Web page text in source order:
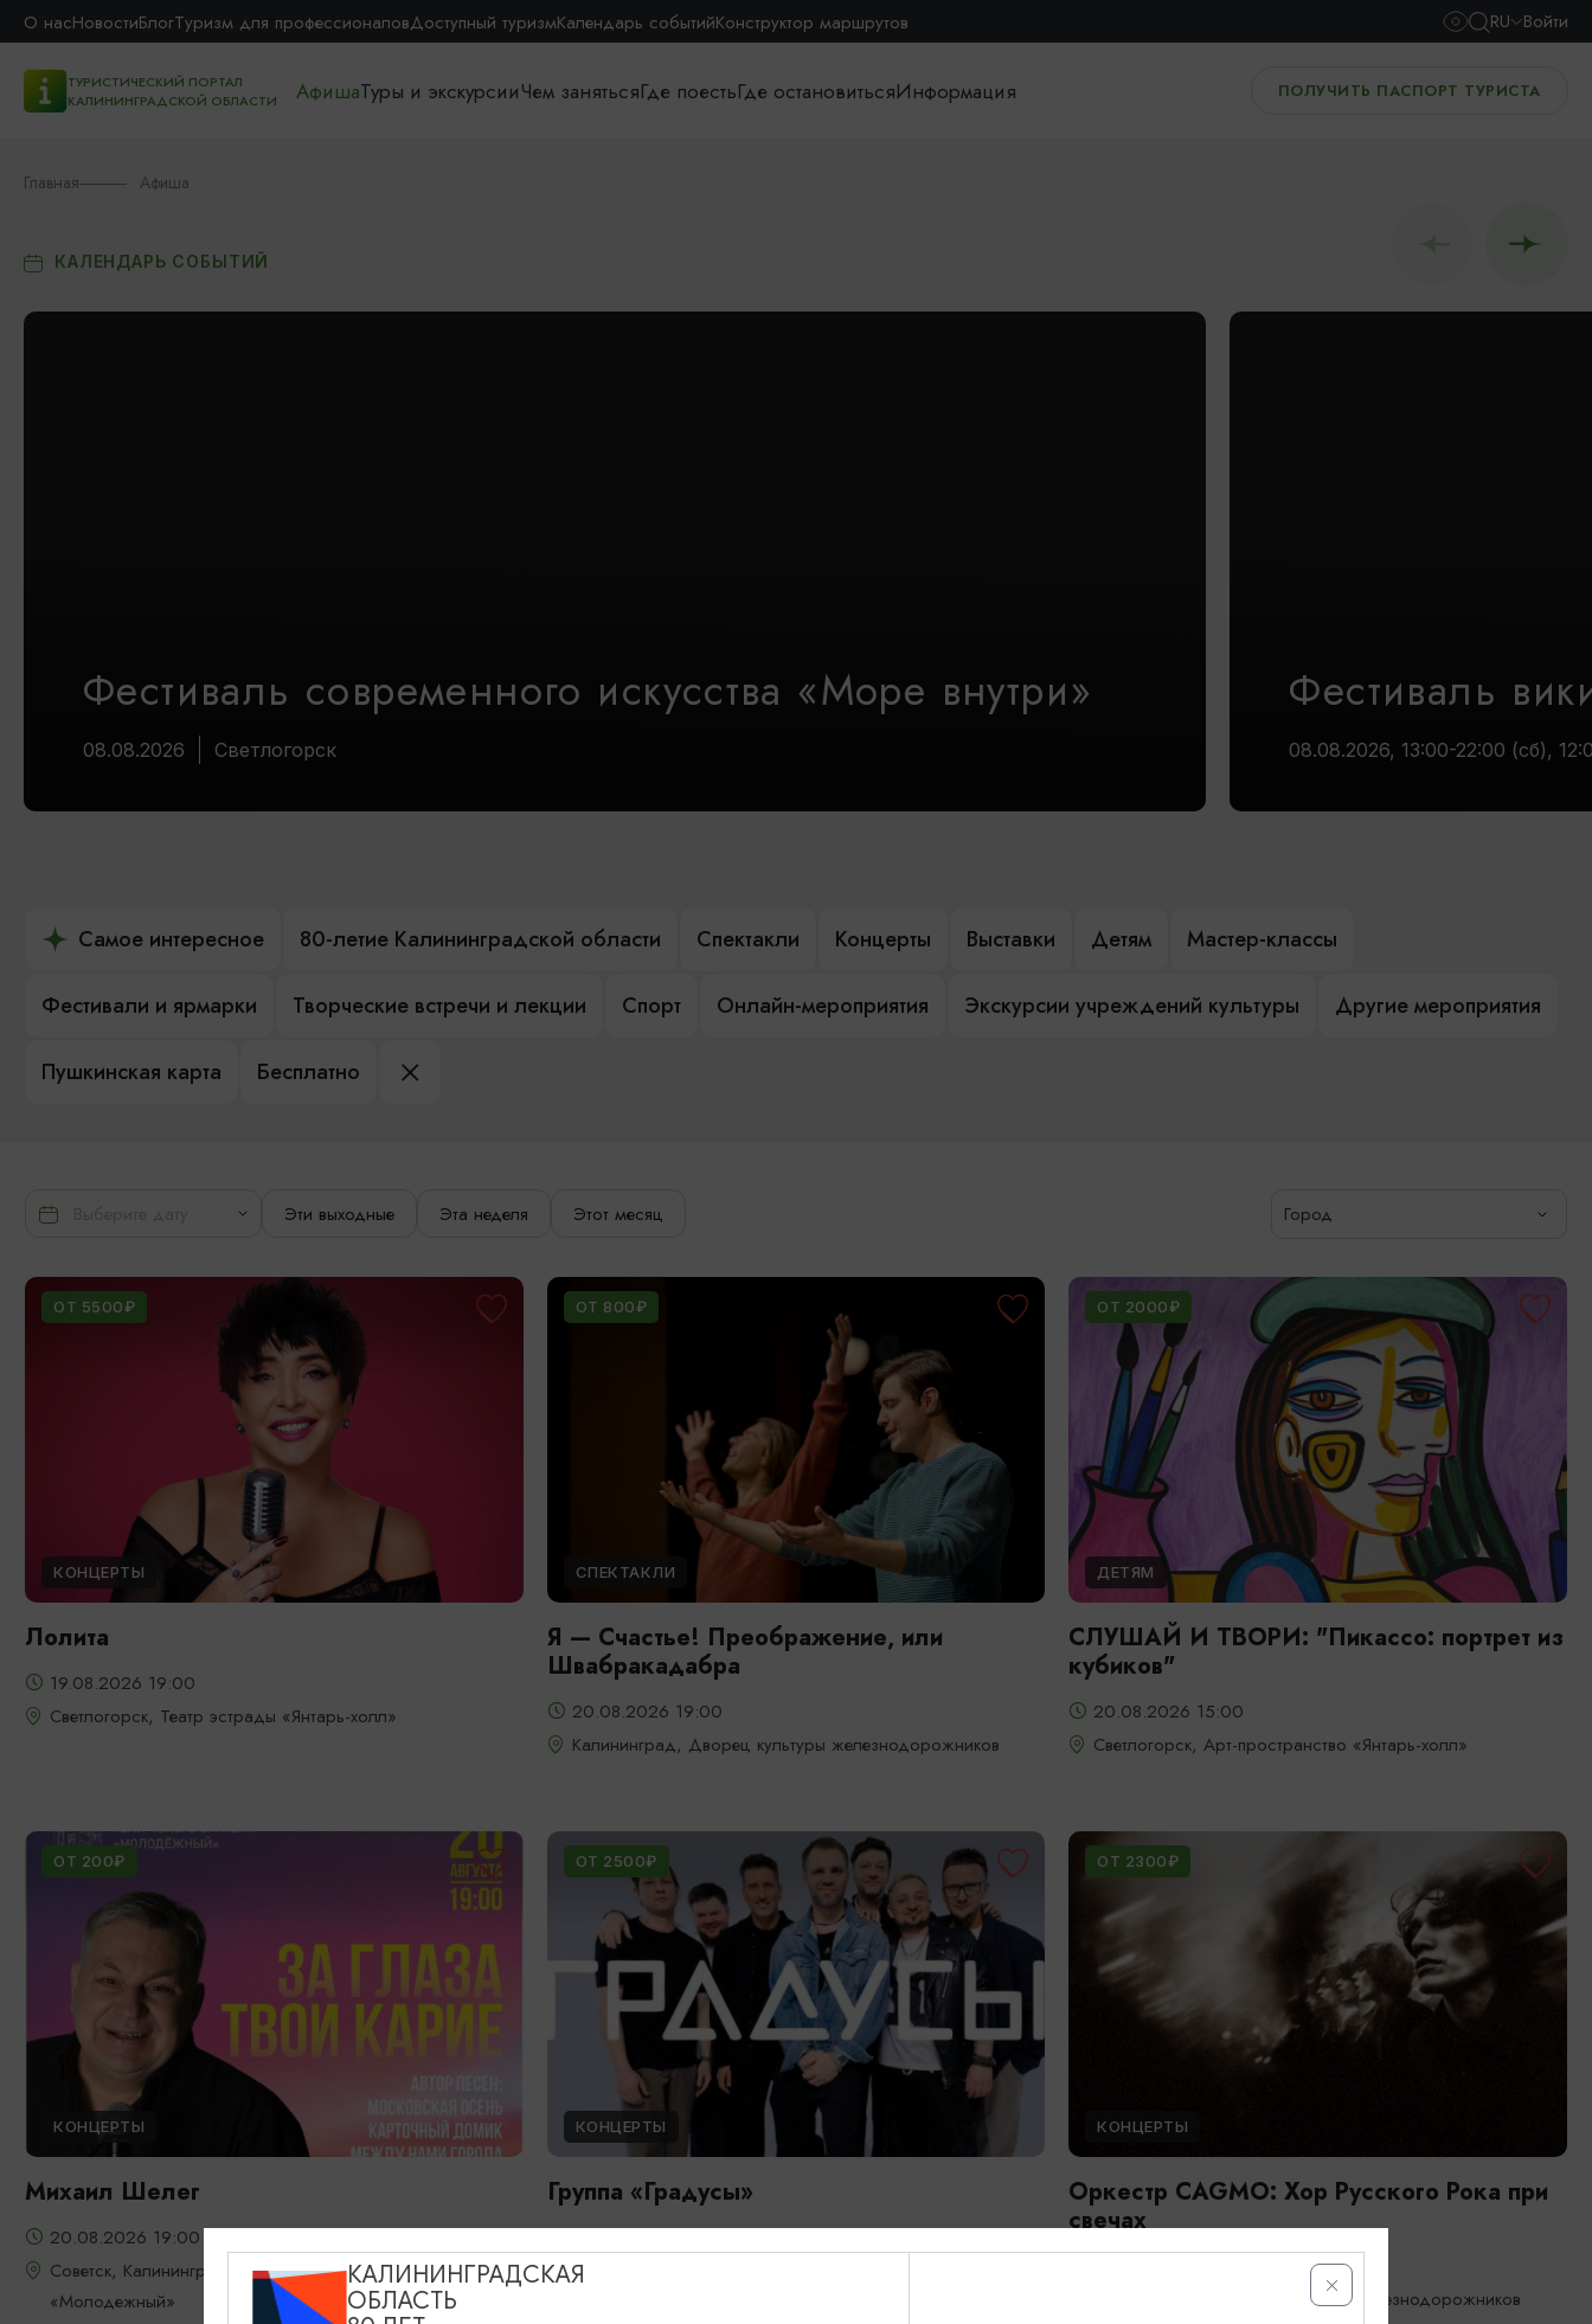
О насНовостиБлогТуризм для профессионаловДоступный туризмКалендарь событийКонструктор маршрутов RU Войти
ТУРИСТИЧЕСКИЙ ПОРТАЛ
КАЛИНИНГРАДСКОЙ ОБЛАСТИ
АфишаТуры и экскурсииЧем занятьсяГде поестьГде остановитьсяИнформация ПОЛУЧИТЬ ПАСПОРТ ТУРИСТА
Главная Афиша
КАЛЕНДАРЬ СОБЫТИЙ
Фестиваль современного искусства «Море внутри»
08.08.2026 Светлогорск
Фестиваль
08.08.2026, 13:00-22:00 (сб),
Самое интересное 80-летие Калининградской области Спектакли Концерты Выставки Детям Мастер-классы
Фестивали и ярмарки Творческие встречи и лекции Спорт Онлайн-мероприятия Экскурсии учреждений культуры Другие мероприятия
Пушкинская карта Бесплатно
Эти выходные Эта неделя Этот месяц Город
ОТ 5500₽
КОНЦЕРТЫ
Лолита
19.08.2026 19:00
Светлогорск, Театр эстрады «Янтарь-холл»
ОТ 800₽
СПЕКТАКЛИ
Я — Счастье! Преображение, или
Швабракадабра
20.08.2026 19:00
Калининград, Дворец культуры железнодорожников
ОТ 2000₽
ДЕТЯМ
СЛУШАЙ И ТВОРИ: "Пикассо: портрет из
кубиков"
20.08.2026 15:00
Светлогорск, Арт-пространство «Янтарь-холл»
ОТ 200₽
КОНЦЕРТЫ
Михаил Шелег
20.08.2026 19:00
Советск, Калининградский областной театр юного зрителя
«Молодежный»
ОТ 2500₽
КОНЦЕРТЫ
Группа «Градусы»
Светлогорск, Театр эстрады «Янтарь-холл»
ОТ 2300₽
КОНЦЕРТЫ
Оркестр CAGMO: Хор Русского Рока при
свечах
Калининград, Дворец культуры железнодорожников
КАЛИНИНГРАДСКАЯ
ОБЛАСТЬ